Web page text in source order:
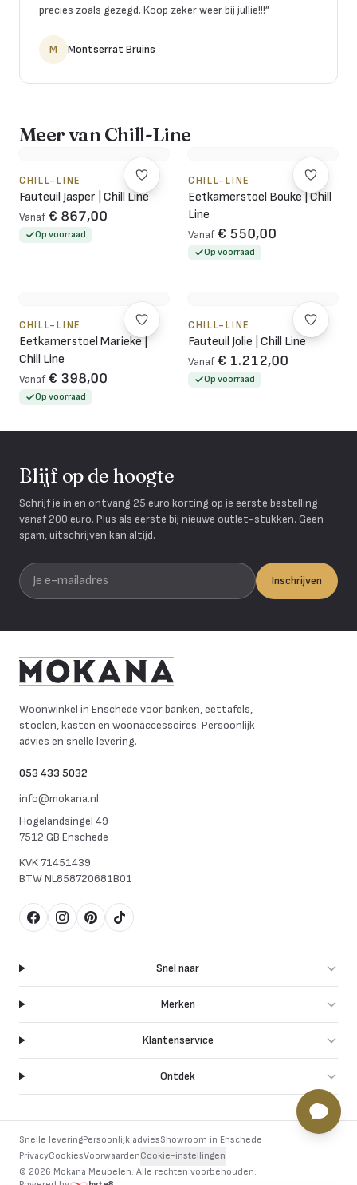
precies zoals gezegd. Koop zeker weer bij jullie!!!”
M Montserrat Bruins
Meer van Chill-Line
CHILL-LINE
Fauteuil Jasper | Chill Line
Vanaf € 867,00
Op voorraad
CHILL-LINE
Eetkamerstoel Bouke | Chill
Line
Vanaf € 550,00
Op voorraad
CHILL-LINE
Eetkamerstoel Marieke |
Chill Line
Vanaf € 398,00
Op voorraad
CHILL-LINE
Fauteuil Jolie | Chill Line
Vanaf € 1.212,00
Op voorraad
Blijf op de hoogte
Schrijf je in en ontvang 25 euro korting op je eerste bestelling
vanaf 200 euro. Plus als eerste bij nieuwe outlet-stukken. Geen
spam, uitschrijven kan altijd.
Je e-mailadres
Inschrijven
Woonwinkel in Enschede voor banken, eettafels,
stoelen, kasten en woonaccessoires. Persoonlijk
advies en snelle levering.
053 433 5032
info@mokana.nl
Hogelandsingel 49
7512 GB Enschede
KVK71451439
BTWNL858720681B01
FacebookInstagram
Pinterest
TikTok
Snel naar
Merken
Klantenservice
Ontdek
Snelle leveringPersoonlijk adviesShowroom in Enschede
PrivacyCookiesVoorwaardenCookie-instellingen
© 2026 Mokana Meubelen. Alle rechten voorbehouden.